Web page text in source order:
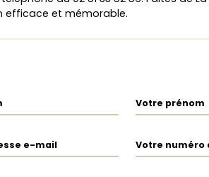
efficace et mémorable.
Votre prénom
e-mail Votre numéro